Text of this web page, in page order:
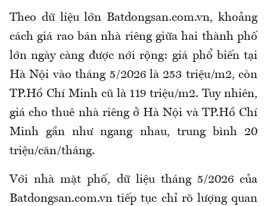
Theo dữ liệu lớn Batdongsan.com.vn, khoảng
cách giá rao bán nhà riêng giữa hai thành phố
lớn ngày càng được nới rộng: giá phổ biến tại
Hà Nội vào tháng 5/2026 là 253 triệu/m2, còn
TP.Hồ Chí Minh cũ là 119 triệu/m2. Tuy nhiên,
giá cho thuê nhà riêng ở Hà Nội và TP.Hồ Chí
Minh gần như ngang nhau, trung bình 20
triệu/căn/tháng.
Với nhà mặt phố, dữ liệu tháng 5/2026 của
Batdongsan.com.vn tiếp tục chỉ rõ lượng quan